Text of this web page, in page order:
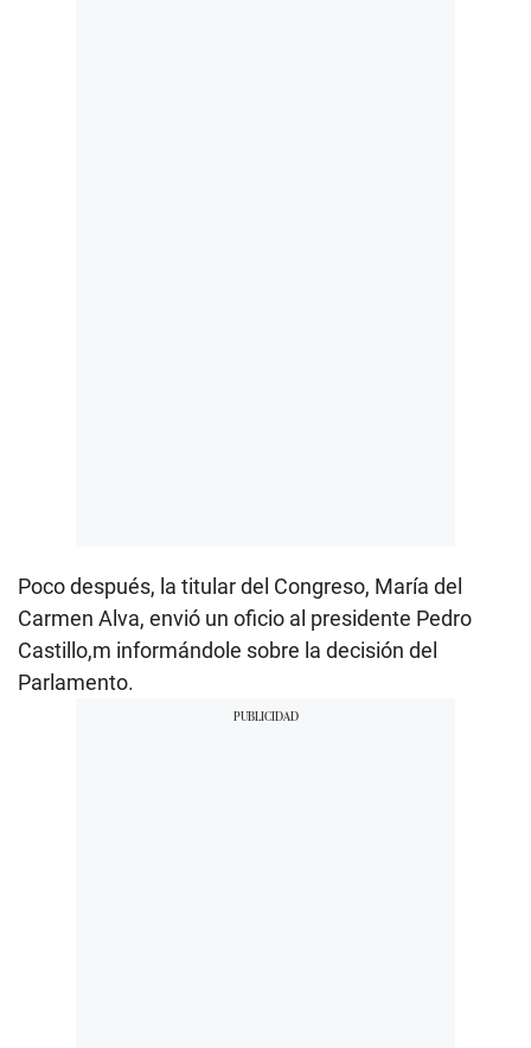
Poco después, la titular del Congreso, María del
Carmen Alva, envió un oficio al presidente Pedro
Castillo,m informándole sobre la decisión del
Parlamento.